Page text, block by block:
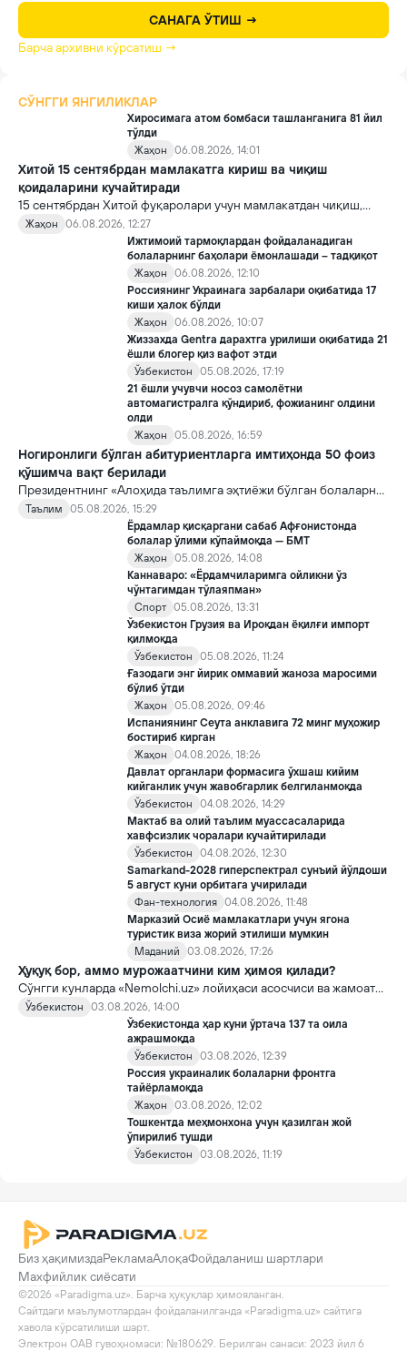
САНАГА ЎТИШ →
Барча архивни кўрсатиш →
СЎНГГИ ЯНГИЛИКЛАР
Хиросимага атом бомбаси ташланганига 81 йил
тўлди
Жаҳон
06.08.2026, 14:01
Хитой 15 сентябрдан мамлакатга кириш ва чиқиш
қоидаларини кучайтиради
15 сентябрдан Хитой фуқаролари учун мамлакатдан чиқиш,
хорижликлар учун эса Хитойга кириш тартиби бўйича янги
қоидалар кучга киради.
Жаҳон
06.08.2026, 12:27
Ижтимоий тармоқлардан фойдаланадиган
болаларнинг баҳолари ёмонлашади – тадқиқот
Жаҳон
06.08.2026, 12:10
Россиянинг Украинага зарбалари оқибатида 17
киши ҳалок бўлди
Жаҳон
06.08.2026, 10:07
Жиззахда Gentra дарахтга урилиши оқибатида 21
ёшли блогер қиз вафот этди
Ўзбекистон
05.08.2026, 17:19
21 ёшли учувчи носоз самолётни
автомагистралга қўндириб, фожианинг олдини
олди
Жаҳон
05.08.2026, 16:59
Ногиронлиги бўлган абитуриентларга имтиҳонда 50 фоиз
қўшимча вақт берилади
Президентнинг «Алоҳида таълимга эҳтиёжи бўлган болаларни
таълим ва ижтимоий хизматлар билан қамраб олиш тизимини
такомиллаштириш бўйича қўшимча чора-тадбирлар
тўғрисида»ги қарори билан инклюзив таълим соҳасида қатор
янги механизмлар жорий этилади.
Таълим
05.08.2026, 15:29
Ёрдамлар қисқаргани сабаб Афғонистонда
болалар ўлими кўпаймоқда — БМТ
Жаҳон
05.08.2026, 14:08
Каннаваро: «Ёрдамчиларимга ойликни ўз
чўнтагимдан тўлаяпман»
Спорт 05.08.2026, 13:31
Ўзбекистон Грузия ва Ироқдан ёқилғи импорт
қилмоқда
Ўзбекистон
05.08.2026, 11:24
Ғазодаги энг йирик оммавий жаноза маросими
бўлиб ўтди
Жаҳон
05.08.2026, 09:46
Испаниянинг Сеута анклавига 72 минг муҳожир
бостириб кирган
Жаҳон
04.08.2026, 18:26
Давлат органлари формасига ўхшаш кийим
кийганлик учун жавобгарлик белгиланмоқда
Ўзбекистон
04.08.2026, 14:29
Мактаб ва олий таълим муассасаларида
хавфсизлик чоралари кучайтирилади
Ўзбекистон
04.08.2026, 12:30
Samarkand-2028 гиперспектрал сунъий йўлдоши
5 август куни орбитага учирилади
Фан-технология 04.08.2026, 11:48
Марказий Осиё мамлакатлари учун ягона
туристик виза жорий этилиши мумкин
Маданий
03.08.2026, 17:26
Ҳуқуқ бор, аммо мурожаатчини ким ҳимоя қилади?
Сўнгги кунларда «Nemolchi.uz» лойиҳаси асосчиси ва жамоат
фаоли Ирина Матвиенко билан боғлиқ воқеа жамоатчиликда
кенг муҳокама қилинмоқда.
Ўзбекистон
03.08.2026, 14:00
Ўзбекистонда ҳар куни ўртача 137 та оила
ажрашмоқда
Ўзбекистон
03.08.2026, 12:39
Россия украиналик болаларни фронтга
тайёрламоқда
Жаҳон
03.08.2026, 12:02
Тошкентда меҳмонхона учун қазилган жой
ўпирилиб тушди
Ўзбекистон
03.08.2026, 11:19
Биз ҳақимиздаРекламаАлоқаФойдаланиш шартлари
Махфийлик сиёсати
©2026 «Paradigma.uz». Барча ҳуқуқлар ҳимояланган.
Сайтдаги маълумотлардан фойдаланилганда «Paradigma.uz» сайтига
хавола кўрсатилиши шарт.
Электрон ОАВ гувоҳномаси: №180629. Берилган санаси: 2023 йил 6